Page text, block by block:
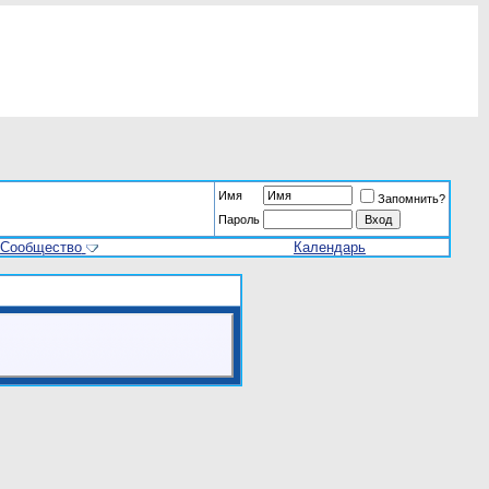
Имя
Запомнить?
Пароль
Сообщество Календарь